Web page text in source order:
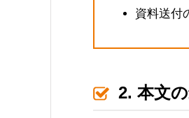
資料送付
2. 本文